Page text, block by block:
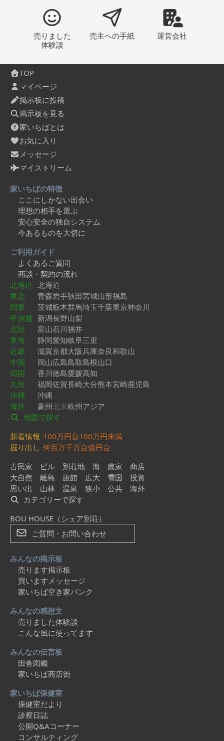
売りました
体験談
売主への手紙 運営会社
TOP
マイページ
掲示板に投稿
掲示板を見る
家いちばとは
お気に入り
メッセージ
マイストリーム
家いちばの特徴
ここにしかない出会い
理想の相手を選ぶ
安心安全の独自システム
今あるものを大切に
ご利用ガイド
よくあるご質問
商談・契約の流れ
北海道 北海道
東北
青森岩手秋田宮城山形福島
関東
茨城栃木群馬埼玉千葉東京神奈川
甲信越 新潟長野山梨
北陸
富山石川福井
東海
静岡愛知岐阜三重
近畿
滋賀京都大阪兵庫奈良和歌山
中国
岡山広島鳥取島根山口
四国
香川徳島愛媛高知
九州
福岡佐賀長崎大分熊本宮崎鹿児島
沖縄
沖縄
海外
豪州北米欧州アジア
地図で探す
新着情報 100万円台100万円未満
掘り出し 何百万千万台億円台
古民家
ビル 別荘地 海 農家
商店
大自然
離島 旅館 広大 雪国
投資
思い出
山林 温泉 狭小 公共
海外
カテゴリーで探す
BOU HOUSE（シェア別荘）
ご質問・お問い合わせ
みんなの掲示板
売ります掲示板
買いますメッセージ
家いちば空き家バンク
みんなの感想文
売りました体験談
こんな風に使ってます
みんなの伝言板
田舎図鑑
家いちば商店街
家いちば保健室
保健室だより
診察日誌
公開Q&Aコーナー
コンサルティング